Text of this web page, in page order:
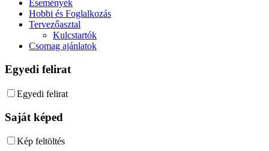
Események
Hobbi és Foglalkozás
Tervezőasztal
Kulcstartók
Csomag ajánlatok
Egyedi felirat
Egyedi felirat
Saját képed
Kép feltöltés